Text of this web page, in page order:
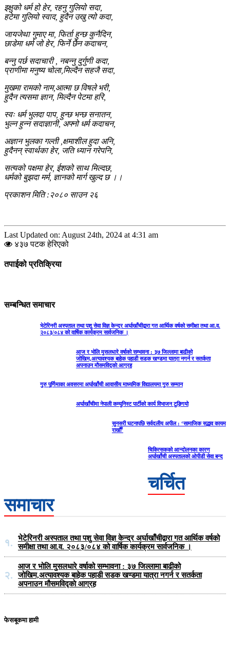
इक्षुको धर्म हो हेर, रहनु गुलियो सदा,
हटेमा गुलियो स्वाद, हुदैन उखु त्यो कदा,
जायजेथा गुमाए मा, फिर्ता हुन्छ कुनैदिन,
छाडेमा धर्म जो हेर, फिर्ने छैन कदाचन,
बन्नु पर्छ सदाचारी , नबन्नु दुर्गुणी कदा,
प्राणीमा मनुष्य चोला,मिल्दैन सहजै सदा,
मुखमा रामको नाम,आत्मा छ विषले भरी,
हुदैन त्यसमा ज्ञान, मिल्दैन पेटमा हरि,
स्वः धर्म भुलदा पाप, हुन्छ भन्छ सनातन,
भुल्न हुन्न सदाज्ञानी, अफ्नो धर्म कदाचन,
अज्ञान भुलका गल्ती ,क्षमाशील हुदा अनि,
हुदैनन् स्वार्थका हेर, जति ध्यान गरेपनि,
सत्यको पक्षमा हेर, ईशको साथ मिल्दछ,
धर्मको बुझदा मर्म, ज्ञानको मार्ग खुल्द छ ।।
प्रकाशन मिति :२०८० साउन २६
Last Updated on: August 24th, 2024 at 4:31 am
४३७ पटक हेरिएको
तपाईको प्रतिक्रिया
सम्बन्धित समाचार
भेटेरिनरी अस्पताल तथा पशु सेवा विज्ञ केन्द्र अर्घाखाँचीद्वारा गत आर्थिक वर्षको समीक्षा तथा आ.व.
२०८३/०८४ को वार्षिक कार्यक्रम सार्वजनिक ।
आज र भोलि मुसलधारे वर्षाको सम्भावना : ३७ जिल्लामा बाढीको
जोखिम,अत्यावश्यक बाहेक पहाडी सडक खण्डमा यात्रा नगर्न र सतर्कता
अपनाउन मौसमविद्काे आग्रह
गुरु पूर्णिमाका अवसरमा अर्घाखाँची आवासीय माध्यमिक विद्यालयमा गुरु सम्मान
अर्घाखाँचीमा नेपाली कम्युनिस्ट पार्टीको कार्य विभाजन टुङ्गियो
सुनसरी घटनापछि सर्वदलीय अपील : ‘सामाजिक सद्भाव कायम
राखौँ’
चिकित्सकको आन्दोलनका कारण
अर्घाखाँची अस्पतालको ओपीडी सेवा बन्द
चर्चित
समाचार
१.
भेटेरिनरी अस्पताल तथा पशु सेवा विज्ञ केन्द्र अर्घाखाँचीद्वारा गत आर्थिक वर्षको
समीक्षा तथा आ.व. २०८३/०८४ को वार्षिक कार्यक्रम सार्वजनिक ।
२.
आज र भोलि मुसलधारे वर्षाको सम्भावना : ३७ जिल्लामा बाढीको
जोखिम,अत्यावश्यक बाहेक पहाडी सडक खण्डमा यात्रा नगर्न र सतर्कता
अपनाउन मौसमविद्काे आग्रह
फेसबूकमा हामी